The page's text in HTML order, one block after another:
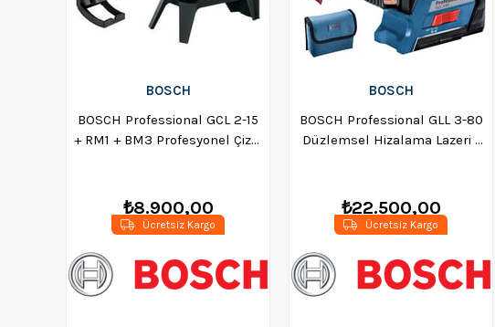
BOSCH
BOSCH Professional GCL 2-15
+ RM1 + BM3 Profesyonel Çizgi
₺8.900,00
Ücretsiz Kargo
BOSCH
BOSCH Professional GLL 3-80
Düzlemsel Hizalama Lazeri -
₺22.500,00
Ücretsiz Kargo